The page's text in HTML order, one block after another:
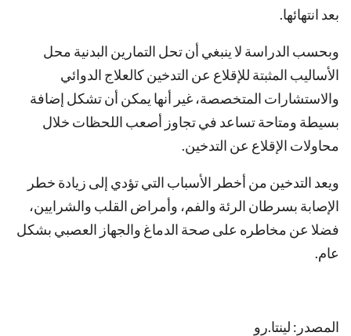
بعد انتهائها.
وبحسب الدراسة لا ينبغي أن تحل التمارين البدنية محل
الأساليب المثبتة للإقلاع عن التدخين كالعلاج الدوائي
والاستشارات المتخصصة، غير أنها يمكن أن تشكل إضافة
بسيطة ومتاحة تساعد في تجاوز أصعب اللحظات خلال
محاولات الإقلاع عن التدخين.
ويعد التدخين من أخطر الأسباب التي تؤدي إلى زيادة خطر
الإصابة بسرطان الرئة والفم، وأمراض القلب والشرايين،
فضلا عن مخاطره على صحة الدماغ والجهاز العصبي بشكل
عام.
المصدر: لينتا.رو